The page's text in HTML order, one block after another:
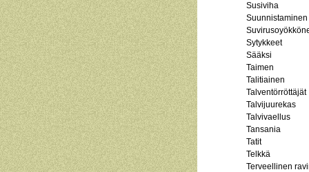
Susiviha
Suunnistaminen
Sytykkeet
Sääksi
Taimen
Talitiainen
Talventörröttäjät
Talvijuurekas
Talvivaellus
Tansania
Tatit
Telkkä
Terveellinen